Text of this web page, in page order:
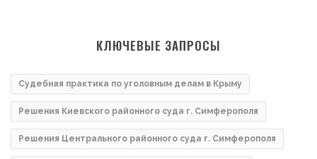
КЛЮЧЕВЫЕ ЗАПРОСЫ
Судебная практика по уголовным делам в Крыму
Решения Киевского районного суда г. Симферополя
Решения Центрального районного суда г. Симферополя